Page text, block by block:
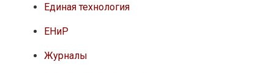
Единая технология
ЕНиР
Журналы